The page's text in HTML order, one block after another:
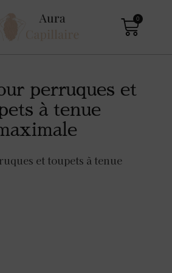
0
perruques et
à tenue